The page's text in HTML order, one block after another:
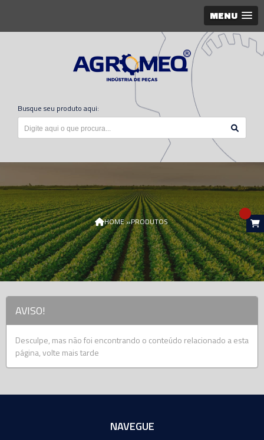
MENU
Busque seu produto aqui:
HOME»PRODUTOS
AVISO!
Desculpe, mas não foi encontrando o conteúdo relacionado a esta
página, volte mais tarde
NAVEGUE